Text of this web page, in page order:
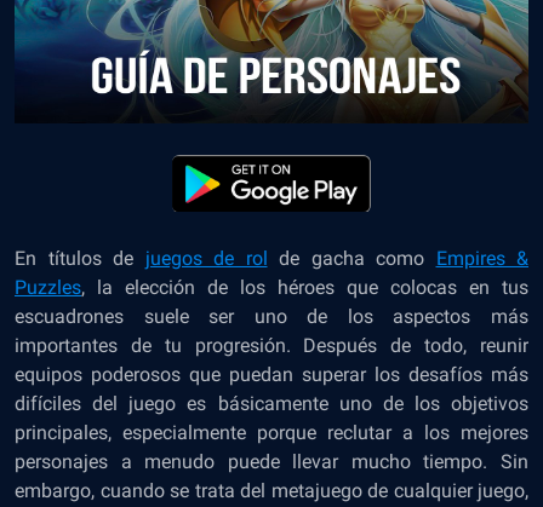
En títulos de juegos de rol de gacha como Empires &
Puzzles, la elección de los héroes que colocas en tus
escuadrones suele ser uno de los aspectos más
importantes de tu progresión. Después de todo, reunir
equipos poderosos que puedan superar los desafíos más
difíciles del juego es básicamente uno de los objetivos
principales, especialmente porque reclutar a los mejores
personajes a menudo puede llevar mucho tiempo. Sin
embargo, cuando se trata del metajuego de cualquier juego,